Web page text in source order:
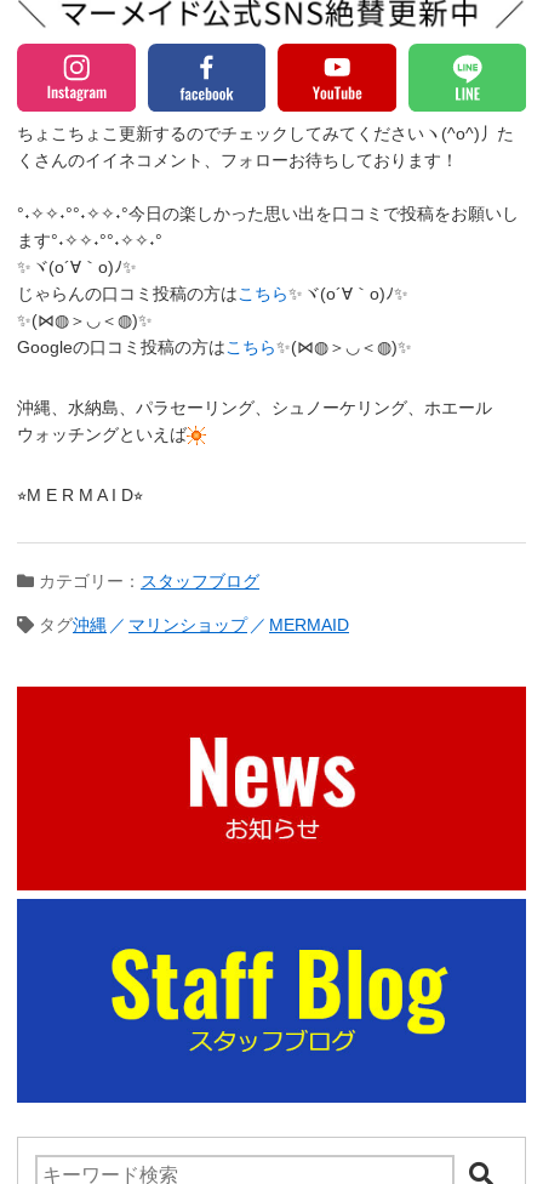
ちょこちょこ更新するのでチェックしてみてくださいヽ(^o^)丿 た
くさんのイイネコメント、フォローお待ちしております！
°˖✧✧˖°°˖✧✧˖°今日の楽しかった思い出を口コミで投稿をお願いし
ます°˖✧✧˖°°˖✧✧˖°
✨ヾ(o´∀｀o)ﾉ✨
じゃらんの口コミ投稿の方はこちら✨ヾ(o´∀｀o)ﾉ✨
✨(⋈◍＞◡＜◍)✨
Googleの口コミ投稿の方はこちら✨(⋈◍＞◡＜◍)✨
沖縄、水納島、パラセーリング、シュノーケリング、ホエール
ウォッチングといえば
⭐︎M E R M A I D⭐︎
カテゴリー： スタッフブログ
タグ沖縄 マリンショップ MERMAID